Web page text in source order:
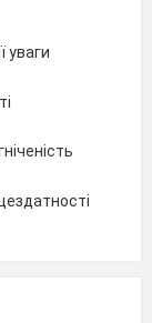
уваги